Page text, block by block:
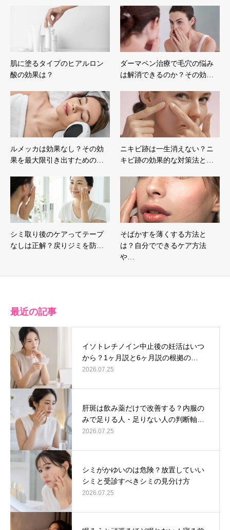
肌に塗るタイプのヒアルロン
酸の効果は？
ダーマペン治療で毛穴の悩み
は解消できるのか？その効…
ルメッカは効果なし？その効
果を最大限引き出すための…
ニキビ跡は一生消えない？ニ
キビ跡の効果的な対策法と…
シミ取り後のケアってテープ
なしは正解？戻りジミを防…
そばかすを薄くする方法と
は？自分でできるケア方法
や…
最近の記事
イソトレチノイン中止後の妊活はいつ
から？1ヶ月説と6ヶ月説の根拠の…
2026.07.25
肝斑は飲み薬だけで改善する？内服の
みで足りる人・足りない人の判断軸…
2026.07.25
シミがかゆいのは危険？放置していい
シミと受診すべきシミの見分け方
2026.07.25